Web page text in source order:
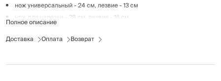
нож универсальный - 24 см, лезвие - 13 см
нож для нарезки - 28 см, лезвие - 16 см
нож поварской - 33 см; лезвие - 20,5 см
Полное описание
Доставка
Оплата Возврат